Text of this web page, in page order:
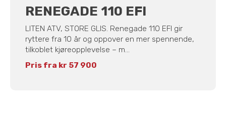
RENEGADE 110 EFI
LITEN ATV, STORE GLIS. Renegade 110 EFI gir
ryttere fra 10 år og oppover en mer spennende,
tilkoblet kjøreopplevelse – m...
Pris fra kr 57 900